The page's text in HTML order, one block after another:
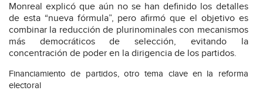
Monreal explicó que aún no se han definido los detalles
de esta “nueva fórmula”, pero afirmó que el objetivo es
combinar la reducción de plurinominales con mecanismos
más democráticos de selección, evitando la
concentración de poder en la dirigencia de los partidos.
Financiamiento de partidos, otro tema clave en la reforma
electoral